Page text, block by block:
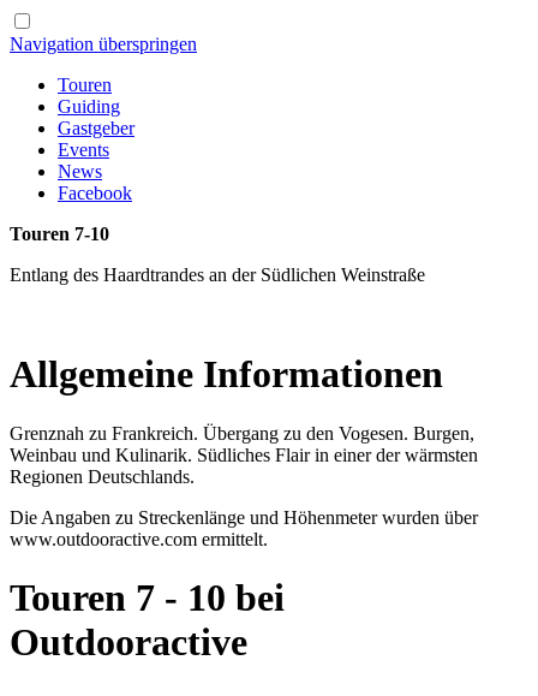
Navigation überspringen
Touren
Guiding
Gastgeber
Events
News
Facebook
Touren 7-10
Entlang des Haardtrandes an der Südlichen Weinstraße
Allgemeine Informationen
Grenznah zu Frankreich. Übergang zu den Vogesen. Burgen,
Weinbau und Kulinarik. Südliches Flair in einer der wärmsten
Regionen Deutschlands.
Die Angaben zu Streckenlänge und Höhenmeter wurden über
www.outdooractive.com ermittelt.
Touren 7 - 10 bei
Outdooractive